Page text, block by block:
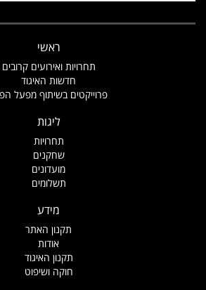
ראשי
תחרויות ואירועים קרובים
חדשות האיגוד
פרוייקטים בשיתוף מפעל
ליגות
תחרויות
שחקנים
מועדונים
תשלומים
מידע
תקנון האתר
אודות
תקנון האיגוד
חוקה ושיפוט